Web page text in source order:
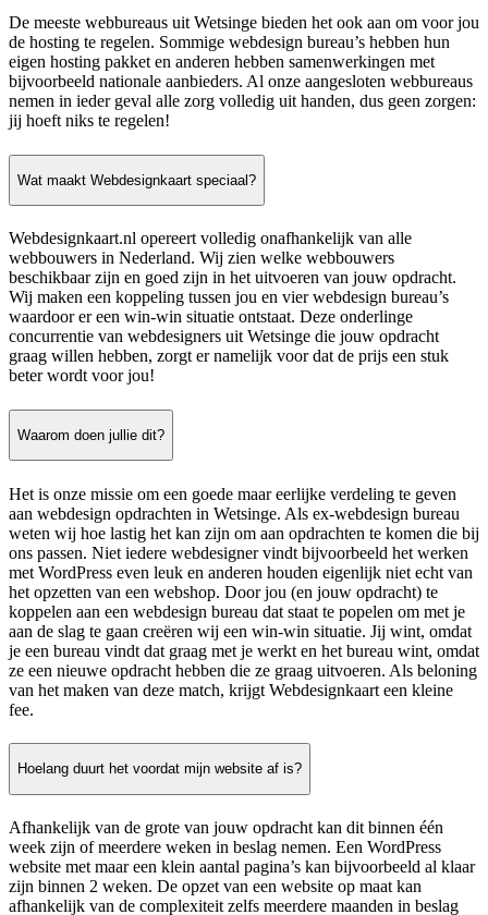
De meeste webbureaus uit Wetsinge bieden het ook aan om voor jou
de hosting te regelen. Sommige webdesign bureau’s hebben hun
eigen hosting pakket en anderen hebben samenwerkingen met
bijvoorbeeld nationale aanbieders. Al onze aangesloten webbureaus
nemen in ieder geval alle zorg volledig uit handen, dus geen zorgen:
jij hoeft niks te regelen!
Wat maakt Webdesignkaart speciaal?
Webdesignkaart.nl opereert volledig onafhankelijk van alle
webbouwers in Nederland. Wij zien welke webbouwers
beschikbaar zijn en goed zijn in het uitvoeren van jouw opdracht.
Wij maken een koppeling tussen jou en vier webdesign bureau’s
waardoor er een win-win situatie ontstaat. Deze onderlinge
concurrentie van webdesigners uit Wetsinge die jouw opdracht
graag willen hebben, zorgt er namelijk voor dat de prijs een stuk
beter wordt voor jou!
Waarom doen jullie dit?
Het is onze missie om een goede maar eerlijke verdeling te geven
aan webdesign opdrachten in Wetsinge. Als ex-webdesign bureau
weten wij hoe lastig het kan zijn om aan opdrachten te komen die bij
ons passen. Niet iedere webdesigner vindt bijvoorbeeld het werken
met WordPress even leuk en anderen houden eigenlijk niet echt van
het opzetten van een webshop. Door jou (en jouw opdracht) te
koppelen aan een webdesign bureau dat staat te popelen om met je
aan de slag te gaan creëren wij een win-win situatie. Jij wint, omdat
je een bureau vindt dat graag met je werkt en het bureau wint, omdat
ze een nieuwe opdracht hebben die ze graag uitvoeren. Als beloning
van het maken van deze match, krijgt Webdesignkaart een kleine
fee.
Hoelang duurt het voordat mijn website af is?
Afhankelijk van de grote van jouw opdracht kan dit binnen één
week zijn of meerdere weken in beslag nemen. Een WordPress
website met maar een klein aantal pagina’s kan bijvoorbeeld al klaar
zijn binnen 2 weken. De opzet van een website op maat kan
afhankelijk van de complexiteit zelfs meerdere maanden in beslag